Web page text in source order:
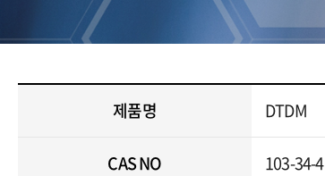
제품명 DTDM
CAS NO 103-34-4